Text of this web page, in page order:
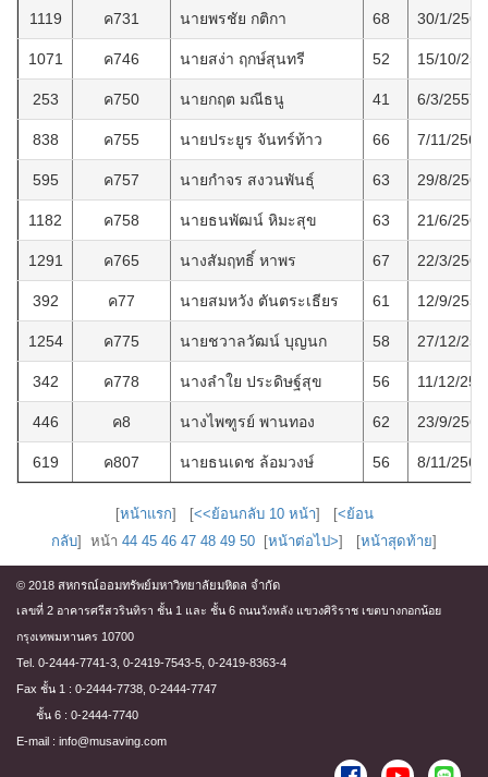
1119 ค731 นายพรชัย กติกา 68 30/1/2567
1071 ค746 นายสง่า ฤกษ์สุนทรี 52 15/10/
253 ค750 นายกฤต มณีธนู 41 6/3/2557
838 ค755 นายประยูร จันทร์ท้าว 66 7/11/2564
595 ค757 นายกำจร สงวนพันธุ์ 63 29/8/2562
1182 ค758 นายธนพัฒน์ หิมะสุข 63 21/6/2567
1291 ค765 นางสัมฤทธิ์ หาพร 67 22/3/2568
392 ค77 นายสมหวัง ตันตระเธียร 61 12/9/2559
1254 ค775 นายชวาลวัฒน์ บุญนก 58 27/12/
342 ค778 นางลำใย ประดิษฐ์สุข 56 11/12/
446 ค8 นางไพฑูรย์ พานทอง 62 23/9/2560
619 ค807 นายธนเดช ล้อมวงษ์ 56 8/11/2562
[หน้าแรก] [<<ย้อนกลับ 10 หน้า] [<ย้อน
กลับ] หน้า 44 45 46 47 48 49 50 [หน้าต่อไป>] [หน้าสุดท้าย]
© 2018 สหกรณ์ออมทรัพย์มหาวิทยาลัยมหิดล จำกัด
เลขที่ 2 อาคารศรีสวรินทิรา ชั้น 1 และ ชั้น 6 ถนนวังหลัง แขวงศิริราช เขตบางกอกน้อย
กรุงเทพมหานคร 10700
Tel. 0-2444-7741-3, 0-2419-7543-5, 0-2419-8363-4
Fax ชั้น 1 : 0-2444-7738, 0-2444-7747
ชั้น 6 : 0-2444-7740
E-mail : info@musaving.com